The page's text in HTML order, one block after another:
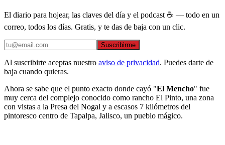
El diario para hojear, las claves del día y el podcast ☕ — todo en un
correo, todos los días. Gratis, y te das de baja con un clic.
Suscribirme
Al suscribirte aceptas nuestro aviso de privacidad. Puedes darte de
baja cuando quieras.
Ahora se sabe que el punto exacto donde cayó "El Mencho" fue
muy cerca del complejo conocido como rancho El Pinto, una zona
con vistas a la Presa del Nogal y a escasos 7 kilómetros del
pintoresco centro de Tapalpa, Jalisco, un pueblo mágico.